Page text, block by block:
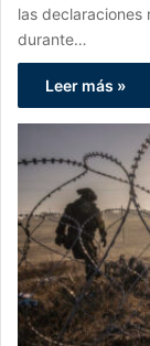
las declaraciones
durante…
Leer más »